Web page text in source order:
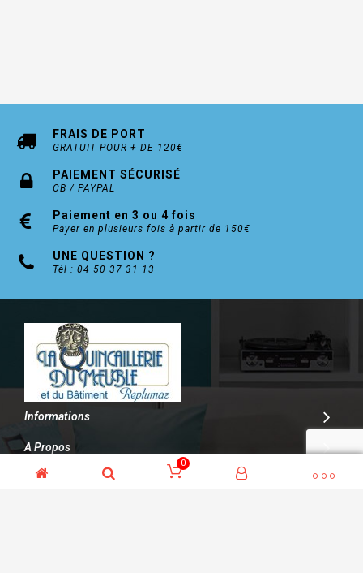
FRAIS DE PORT
GRATUIT POUR + DE 120€
PAIEMENT SÉCURISÉ
CB / PAYPAL
Paiement en 3 ou 4 fois
Payer en plusieurs fois à partir de 150€
UNE QUESTION ?
Tél : 04 50 37 31 13
Informations
A Propos
Contact
0